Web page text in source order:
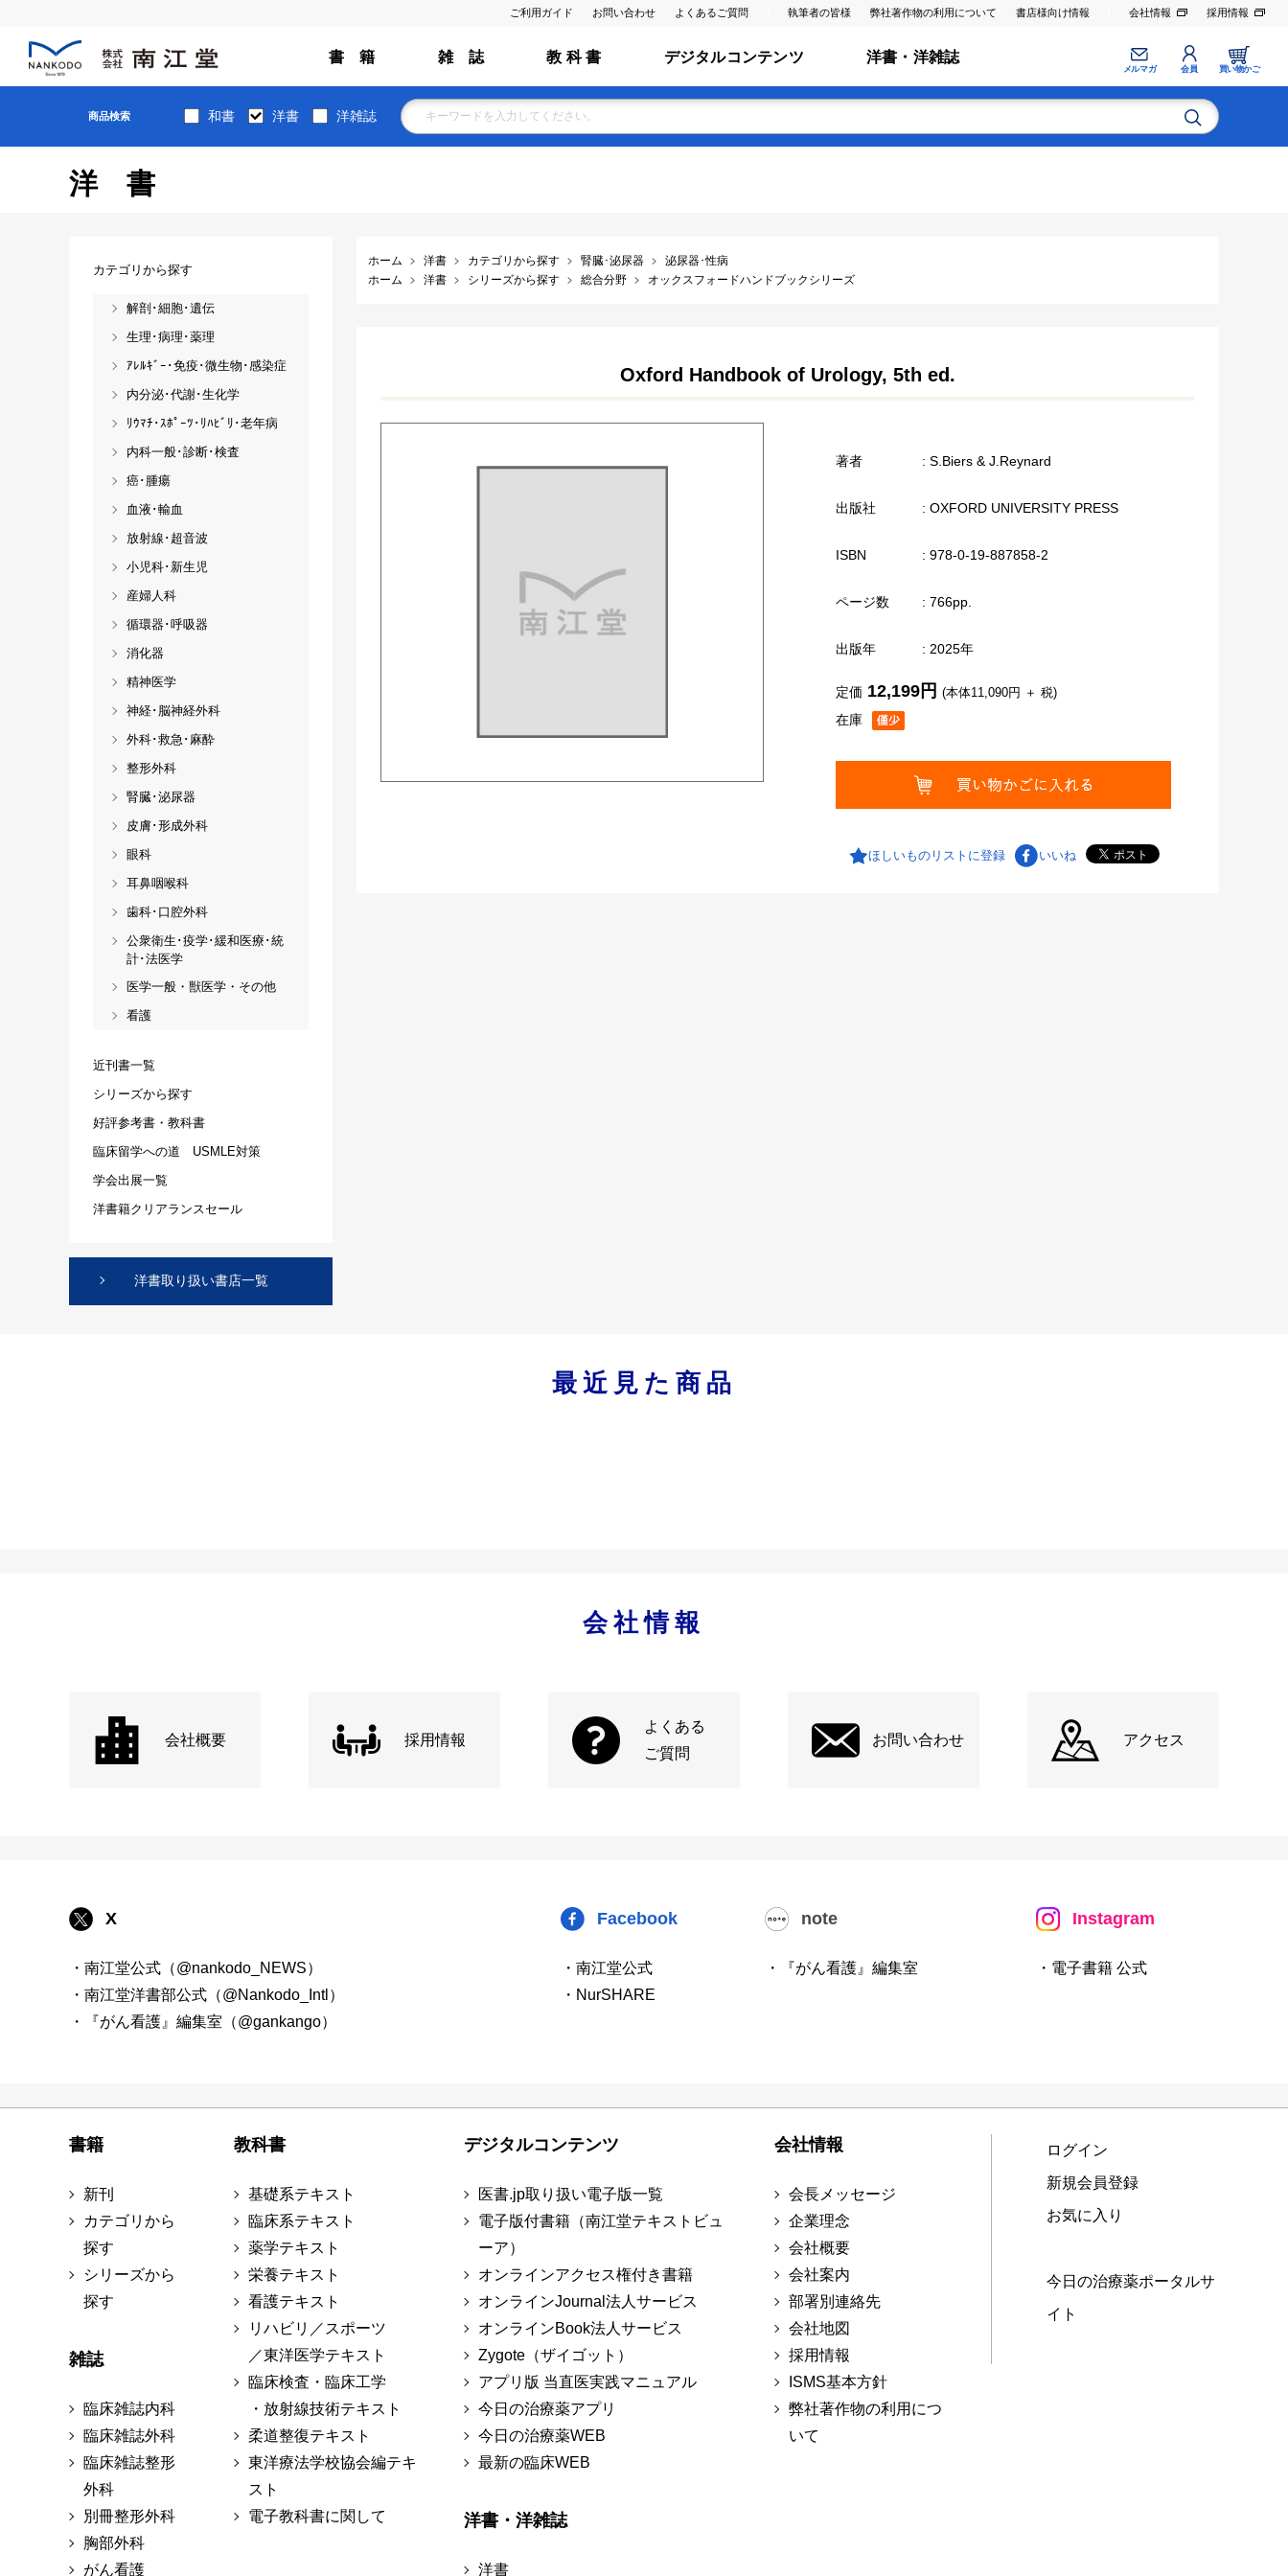
ご利用ガイド お問い合わせ よくあるご質問 執筆者の皆様 弊社著作物の利用について 書店様向け情報 会社情報 採用情報
書 籍 雑 誌 教 科 書 デジタルコンテンツ 洋書・洋雑誌
メルマガ 会員 買い物かご
商品検索 和書 洋書 洋雑誌
洋書
ホーム 洋書 カテゴリから探す 腎臓･泌尿器
泌尿器･性病
ホーム
洋書 シリーズから探す 総合分野 オックスフォードハンドブックシリーズ
Oxford Handbook of Urology, 5th ed.
著者 : S.Biers & J.Reynard
出版社 : OXFORD UNIVERSITY PRESS
ISBN : 978-0-19-887858-2
ページ数 : 766pp.
出版年 : 2025年
在庫
定価 12,199円 (本体11,090円 ＋ 税)
ほしいものリストに登録 いいね
カテゴリから探す
解剖･細胞･遺伝
生理･病理･薬理
ｱﾚﾙｷﾞｰ･免疫･微生物･感染症
内分泌･代謝･生化学
ﾘｳﾏﾁ･ｽﾎﾟｰﾂ･ﾘﾊﾋﾞﾘ･老年病
内科一般･診断･検査
癌･腫瘍
血液･輸血
放射線･超音波
小児科･新生児
産婦人科
循環器･呼吸器
消化器
精神医学
神経･脳神経外科
外科･救急･麻酔
整形外科
腎臓･泌尿器
皮膚･形成外科
眼科
耳鼻咽喉科
歯科･口腔外科
公衆衛生･疫学･緩和医療･統
計･法医学
医学一般・獣医学・その他
看護
近刊書一覧
シリーズから探す
好評参考書・教科書
臨床留学への道 USMLE対策
学会出展一覧
洋書籍クリアランスセール
洋書取り扱い書店一覧
最近見た商品
会社情報
会社概要 採用情報
よくある
ご質問
お問い合わせ アクセス
X
・南江堂公式（@nankodo_NEWS）
・南江堂洋書部公式（@Nankodo_Intl）
・『がん看護』編集室（@gankango）
Facebook
・南江堂公式
・NurSHARE
note
・『がん看護』編集室
Instagram
・電子書籍 公式
書籍
新刊
カテゴリから
探す
シリーズから
探す
雑誌
臨床雑誌内科
臨床雑誌外科
臨床雑誌整形
外科
別冊整形外科
胸部外科
がん看護
教科書
基礎系テキスト
臨床系テキスト
薬学テキスト
栄養テキスト
看護テキスト
リハビリ／スポーツ
／東洋医学テキスト
臨床検査・臨床工学
・放射線技術テキスト
柔道整復テキスト
東洋療法学校協会編テキ
スト
電子教科書に関して
デジタルコンテンツ
医書.jp取り扱い電子版一覧
電子版付書籍（南江堂テキストビュ
ーア）
オンラインアクセス権付き書籍
オンラインJournal法人サービス
オンラインBook法人サービス
Zygote（ザイゴット）
アプリ版 当直医実践マニュアル
今日の治療薬アプリ
今日の治療薬WEB
最新の臨床WEB
洋書・洋雑誌
洋書
会社情報
会長メッセージ
企業理念
会社概要
会社案内
部署別連絡先
会社地図
採用情報
ISMS基本方針
弊社著作物の利用につ
いて
ログイン
新規会員登録
お気に入り
今日の治療薬ポータルサ
イト